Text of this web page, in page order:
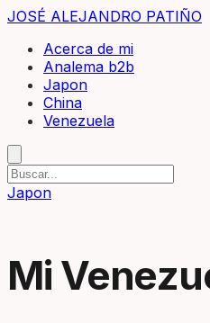
JOSÉ ALEJANDRO PATIÑO
Acerca de mi
Analema b2b
Japon
China
Venezuela
Japon
Mi